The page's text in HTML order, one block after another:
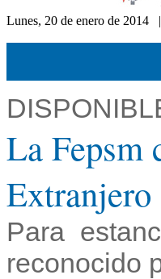
Lunes, 20 de enero de 2014
La Fepsm
Extranjero
Para
reconocido